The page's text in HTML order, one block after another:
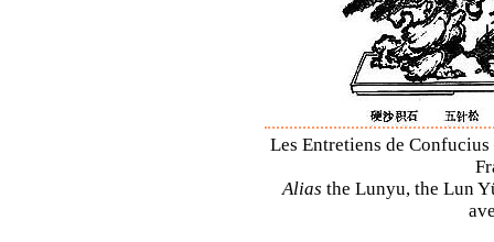
Les Entretiens de
Alias the Lunyu, the Lun